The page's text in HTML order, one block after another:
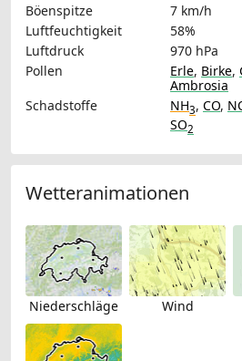
Böenspitze
7 km/h
Luftfeuchtigkeit
58%
Luftdruck
970 hPa
Pollen
Erle, Birke,
Ambrosia
Schadstoffe
NH3, CO,
SO2
Wetteranimationen
Niederschläge Wind